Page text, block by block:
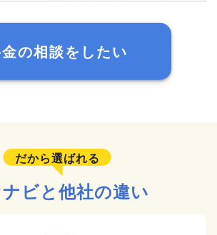
の相談をしたい
だから選ばれる
ビと他社の違い